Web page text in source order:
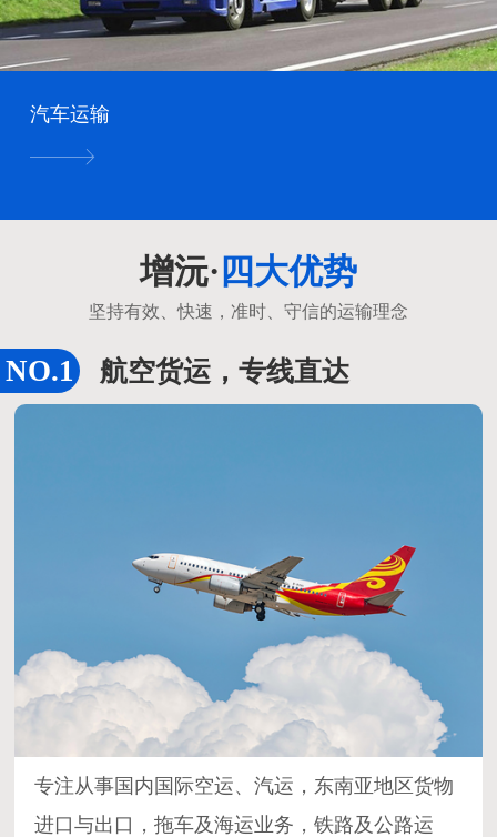
汽车运输
增沅· 四大优势
坚持有效、快速，准时、守信的运输理念
航空货运，专线直达
专注从事国内国际空运、汽运，东南亚地区货物
进口与出口，拖车及海运业务，铁路及公路运